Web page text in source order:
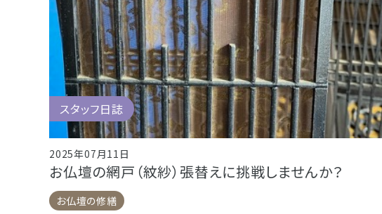
スタッフ日誌
2025年07月11日
お仏壇の網戸（紋紗）張替えに挑戦しませんか？
お仏壇の修繕